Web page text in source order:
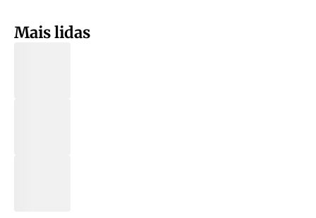
Mais lidas